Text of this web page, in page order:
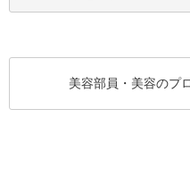
美容部員・美容のプ